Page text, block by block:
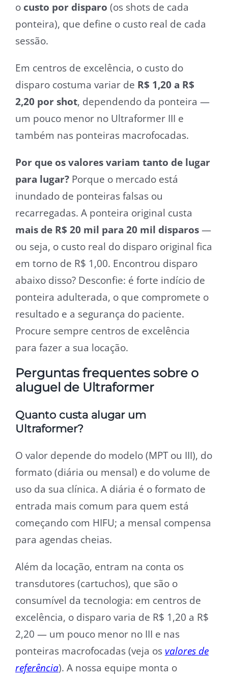
o custo por disparo (os shots de cada
ponteira), que define o custo real de cada
sessão.
Em centros de excelência, o custo do
disparo costuma variar de R$ 1,20 a R$
2,20 por shot, dependendo da ponteira —
um pouco menor no Ultraformer III e
também nas ponteiras macrofocadas.
Por que os valores variam tanto de lugar
para lugar? Porque o mercado está
inundado de ponteiras falsas ou
recarregadas. A ponteira original custa
mais de R$ 20 mil para 20 mil disparos —
ou seja, o custo real do disparo original fica
em torno de R$ 1,00. Encontrou disparo
abaixo disso? Desconfie: é forte indício de
ponteira adulterada, o que compromete o
resultado e a segurança do paciente.
Procure sempre centros de excelência
para fazer a sua locação.
Perguntas frequentes sobre o
aluguel de Ultraformer
Quanto custa alugar um
Ultraformer?
O valor depende do modelo (MPT ou III), do
formato (diária ou mensal) e do volume de
uso da sua clínica. A diária é o formato de
entrada mais comum para quem está
começando com HIFU; a mensal compensa
para agendas cheias.
Além da locação, entram na conta os
transdutores (cartuchos), que são o
consumível da tecnologia: em centros de
excelência, o disparo varia de R$ 1,20 a R$
2,20 — um pouco menor no III e nas
ponteiras macrofocadas (veja os valores de
referência). A nossa equipe monta o